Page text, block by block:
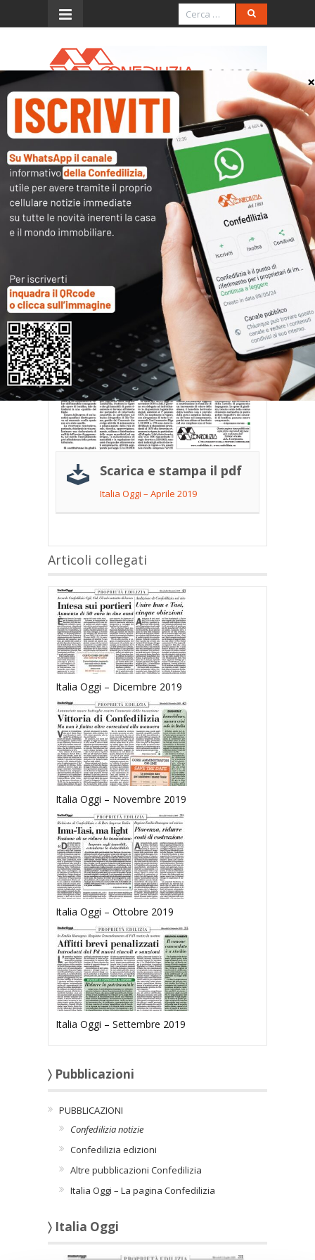
Menu
Italia Oggi – Aprile 2019
Scarica e stampa il pdf
Italia Oggi – Aprile 2019
Articoli collegati
Italia Oggi – Dicembre 2019
Italia Oggi – Novembre 2019
Italia Oggi – Ottobre 2019
Italia Oggi – Settembre 2019
〉 Pubblicazioni
PUBBLICAZIONI
Confedilizia notizie
Confedilizia edizioni
Altre pubblicazioni Confedilizia
Italia Oggi – La pagina Confedilizia
〉 Italia Oggi